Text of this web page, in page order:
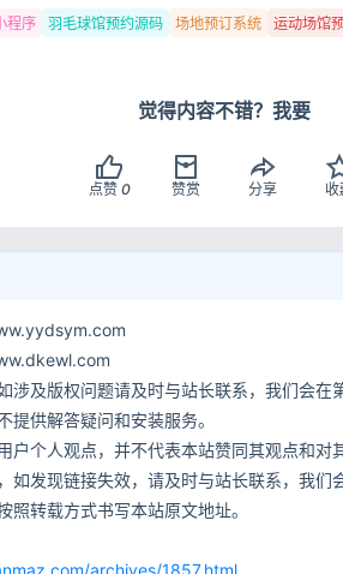
程序 羽毛球馆预约源码 场地预订系统 运动场馆
觉得内容不错？我要
点赞 0 赞赏 分享 收
及版权问题请及时与站长联系，我们会在
供解答疑问和安装服务。
个人观点，并不代表本站赞同其观点和对
发现链接失效，请及时与站长联系，我们
转载方式书写本站原文地址。